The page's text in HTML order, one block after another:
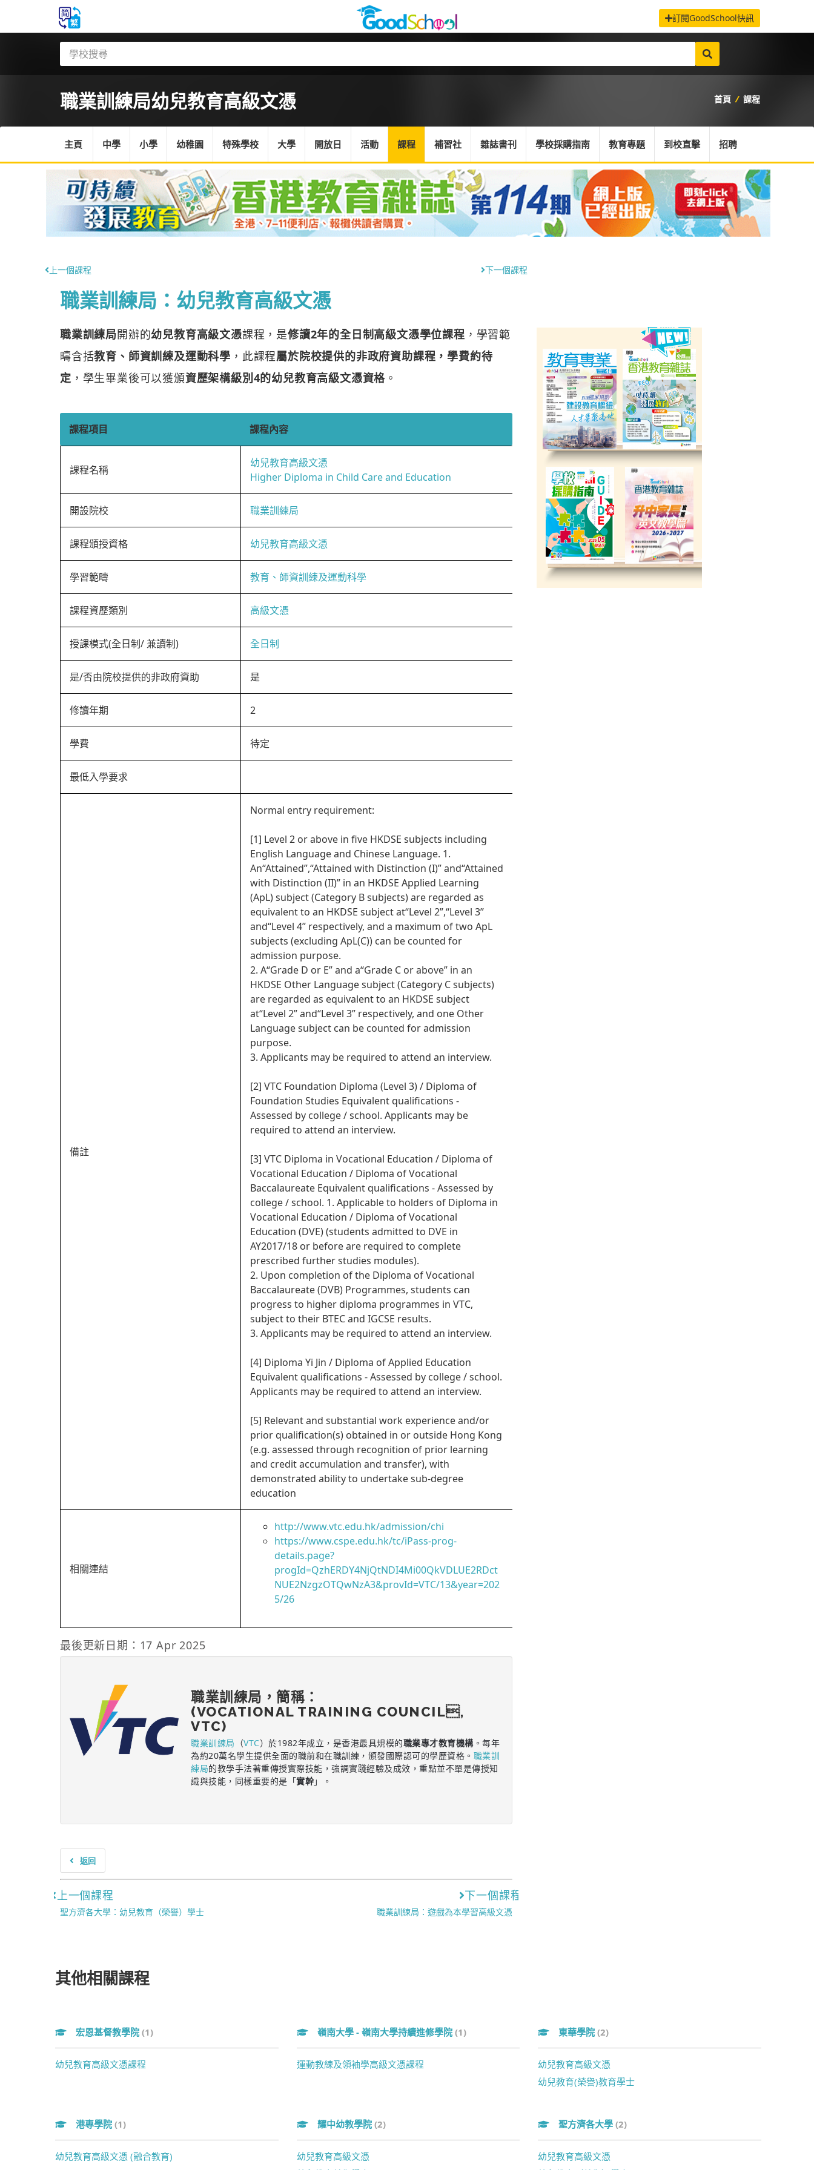
訂閱GoodSchool快訊
職業訓練局幼兒教育高級文憑 首頁 / 課程
主頁 中學 小學 幼稚園 特殊學校 大學 開放日 活動 課程 補習社 雜誌書刊 學校採購指南 教育專題 到校直擊 招聘
上一個課程 下一個課程
職業訓練局：幼兒教育高級文憑
職業訓練局開辦的幼兒教育高級文憑課程，是修讀2年的全日制高級文憑學位課程 ，學習範
疇含括教育、師資訓練及運動科學 ，此課程屬於院校提供的非政府資助課程，學費約待
定 ，學生畢業後可以獲頒資歷架構級別4的幼兒教育高級文憑資格 。
課程項目 課程內容
課程名稱
幼兒教育高級文憑
Higher Diploma in Child Care and Education
開設院校 職業訓練局
課程頒授資格 幼兒教育高級文憑
學習範疇 教育、師資訓練及運動科學
課程資歷類別 高級文憑
授課模式(全日制/ 兼讀制) 全日制
是/否由院校提供的非政府資助 是
修讀年期 2
學費 待定
最低入學要求
備註
Normal entry requirement:
[1] Level 2 or above in five HKDSE subjects including
English Language and Chinese Language. 1.
An“Attained”,“Attained with Distinction (I)” and“Attained
with Distinction (II)” in an HKDSE Applied Learning
(ApL) subject (Category B subjects) are regarded as
equivalent to an HKDSE subject at“Level 2”,“Level 3”
and“Level 4” respectively, and a maximum of two ApL
subjects (excluding ApL(C)) can be counted for
admission purpose.
2. A“Grade D or E” and a“Grade C or above” in an
HKDSE Other Language subject (Category C subjects)
are regarded as equivalent to an HKDSE subject
at“Level 2” and“Level 3” respectively, and one Other
Language subject can be counted for admission
purpose.
3. Applicants may be required to attend an interview.
[2] VTC Foundation Diploma (Level 3) / Diploma of
Foundation Studies Equivalent qualifications -
Assessed by college / school. Applicants may be
required to attend an interview.
[3] VTC Diploma in Vocational Education / Diploma of
Vocational Education / Diploma of Vocational
Baccalaureate Equivalent qualifications - Assessed by
college / school. 1. Applicable to holders of Diploma in
Vocational Education / Diploma of Vocational
Education (DVE) (students admitted to DVE in
AY2017/18 or before are required to complete
prescribed further studies modules).
2. Upon completion of the Diploma of Vocational
Baccalaureate (DVB) Programmes, students can
progress to higher diploma programmes in VTC,
subject to their BTEC and IGCSE results.
3. Applicants may be required to attend an interview.
[4] Diploma Yi Jin / Diploma of Applied Education
Equivalent qualifications - Assessed by college / school.
Applicants may be required to attend an interview.
[5] Relevant and substantial work experience and/or
prior qualification(s) obtained in or outside Hong Kong
(e.g. assessed through recognition of prior learning
and credit accumulation and transfer), with
demonstrated ability to undertake sub-degree
education
相關連結
http://www.vtc.edu.hk/admission/chi
https://www.cspe.edu.hk/tc/iPass-prog-
details.page?
progId=QzhERDY4NjQtNDI4Mi00QkVDLUE2RDct
NUE2NzgzOTQwNzA3&provId=VTC/13&year=202
5/26
最後更新日期：17 Apr 2025
職業訓練局，簡稱：
(VOCATIONAL TRAINING COUNCIL,
VTC)
職業訓練局 （VTC）於1982年成立，是香港最具規模的職業專才教育機構。每年
為約20萬名學生提供全面的職前和在職訓練，頒發國際認可的學歷資格。 職業訓
練局的教學手法著重傳授實際技能，強調實踐經驗及成效，重點並不單是傳授知
識與技能，同樣重要的是「實幹」。
返回
上一個課程
聖方濟各大學：幼兒教育（榮譽）學士
下一個課程
職業訓練局：遊戲為本學習高級文憑
其他相關課程
宏恩基督教學院 (1)
幼兒教育高級文憑課程
嶺南大學 - 嶺南大學持續進修學院 (1)
運動教練及領袖學高級文憑課程
東華學院(2)
幼兒教育高級文憑
幼兒教育(榮譽)教育學士
港專學院 (1)
幼兒教育高級文憑 (融合教育)
耀中幼教學院 (2)
幼兒教育高級文憑
聖方濟各大學(2)
幼兒教育高級文憑